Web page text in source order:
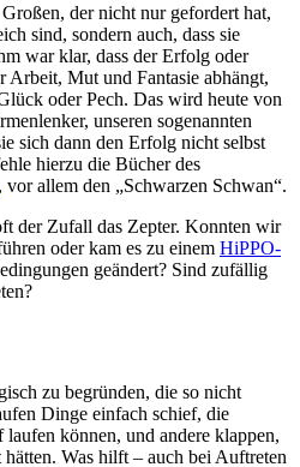
der nicht nur gefordert hat,
sind, sondern auch, dass sie
war klar, dass der Erfolg oder
Mut und Fantasie abhängt,
oder Pech. Das wird heute von
unseren sogenannten
sich dann den Erfolg nicht selbst
hierzu die Bücher des
, vor allem den „Schwarzen Schwan“.
der Zufall das Zepter. Konnten wir
oder kam es zu einem HiPPO-
geändert? Sind zufällig
zu begründen, die so nicht
Dinge einfach schief, die
laufen können, und andere klappen,
hätten. Was hilft – auch bei Auftreten